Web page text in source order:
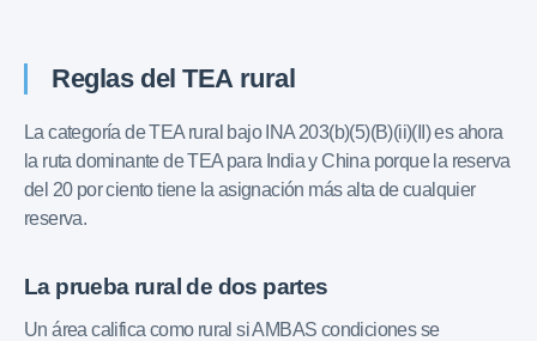
Reglas del TEA rural
La categoría de TEA rural bajo INA 203(b)(5)(B)(ii)(II) es ahora
la ruta dominante de TEA para India y China porque la reserva
del 20 por ciento tiene la asignación más alta de cualquier
reserva.
La prueba rural de dos partes
Un área califica como rural si AMBAS condiciones se